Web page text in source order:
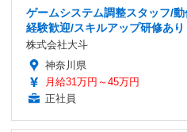
ゲームシステム調整スタッフ/
経験歓迎/スキルアップ研修あり
株式会社大斗
神奈川県
月給31万円～45万円
正社員